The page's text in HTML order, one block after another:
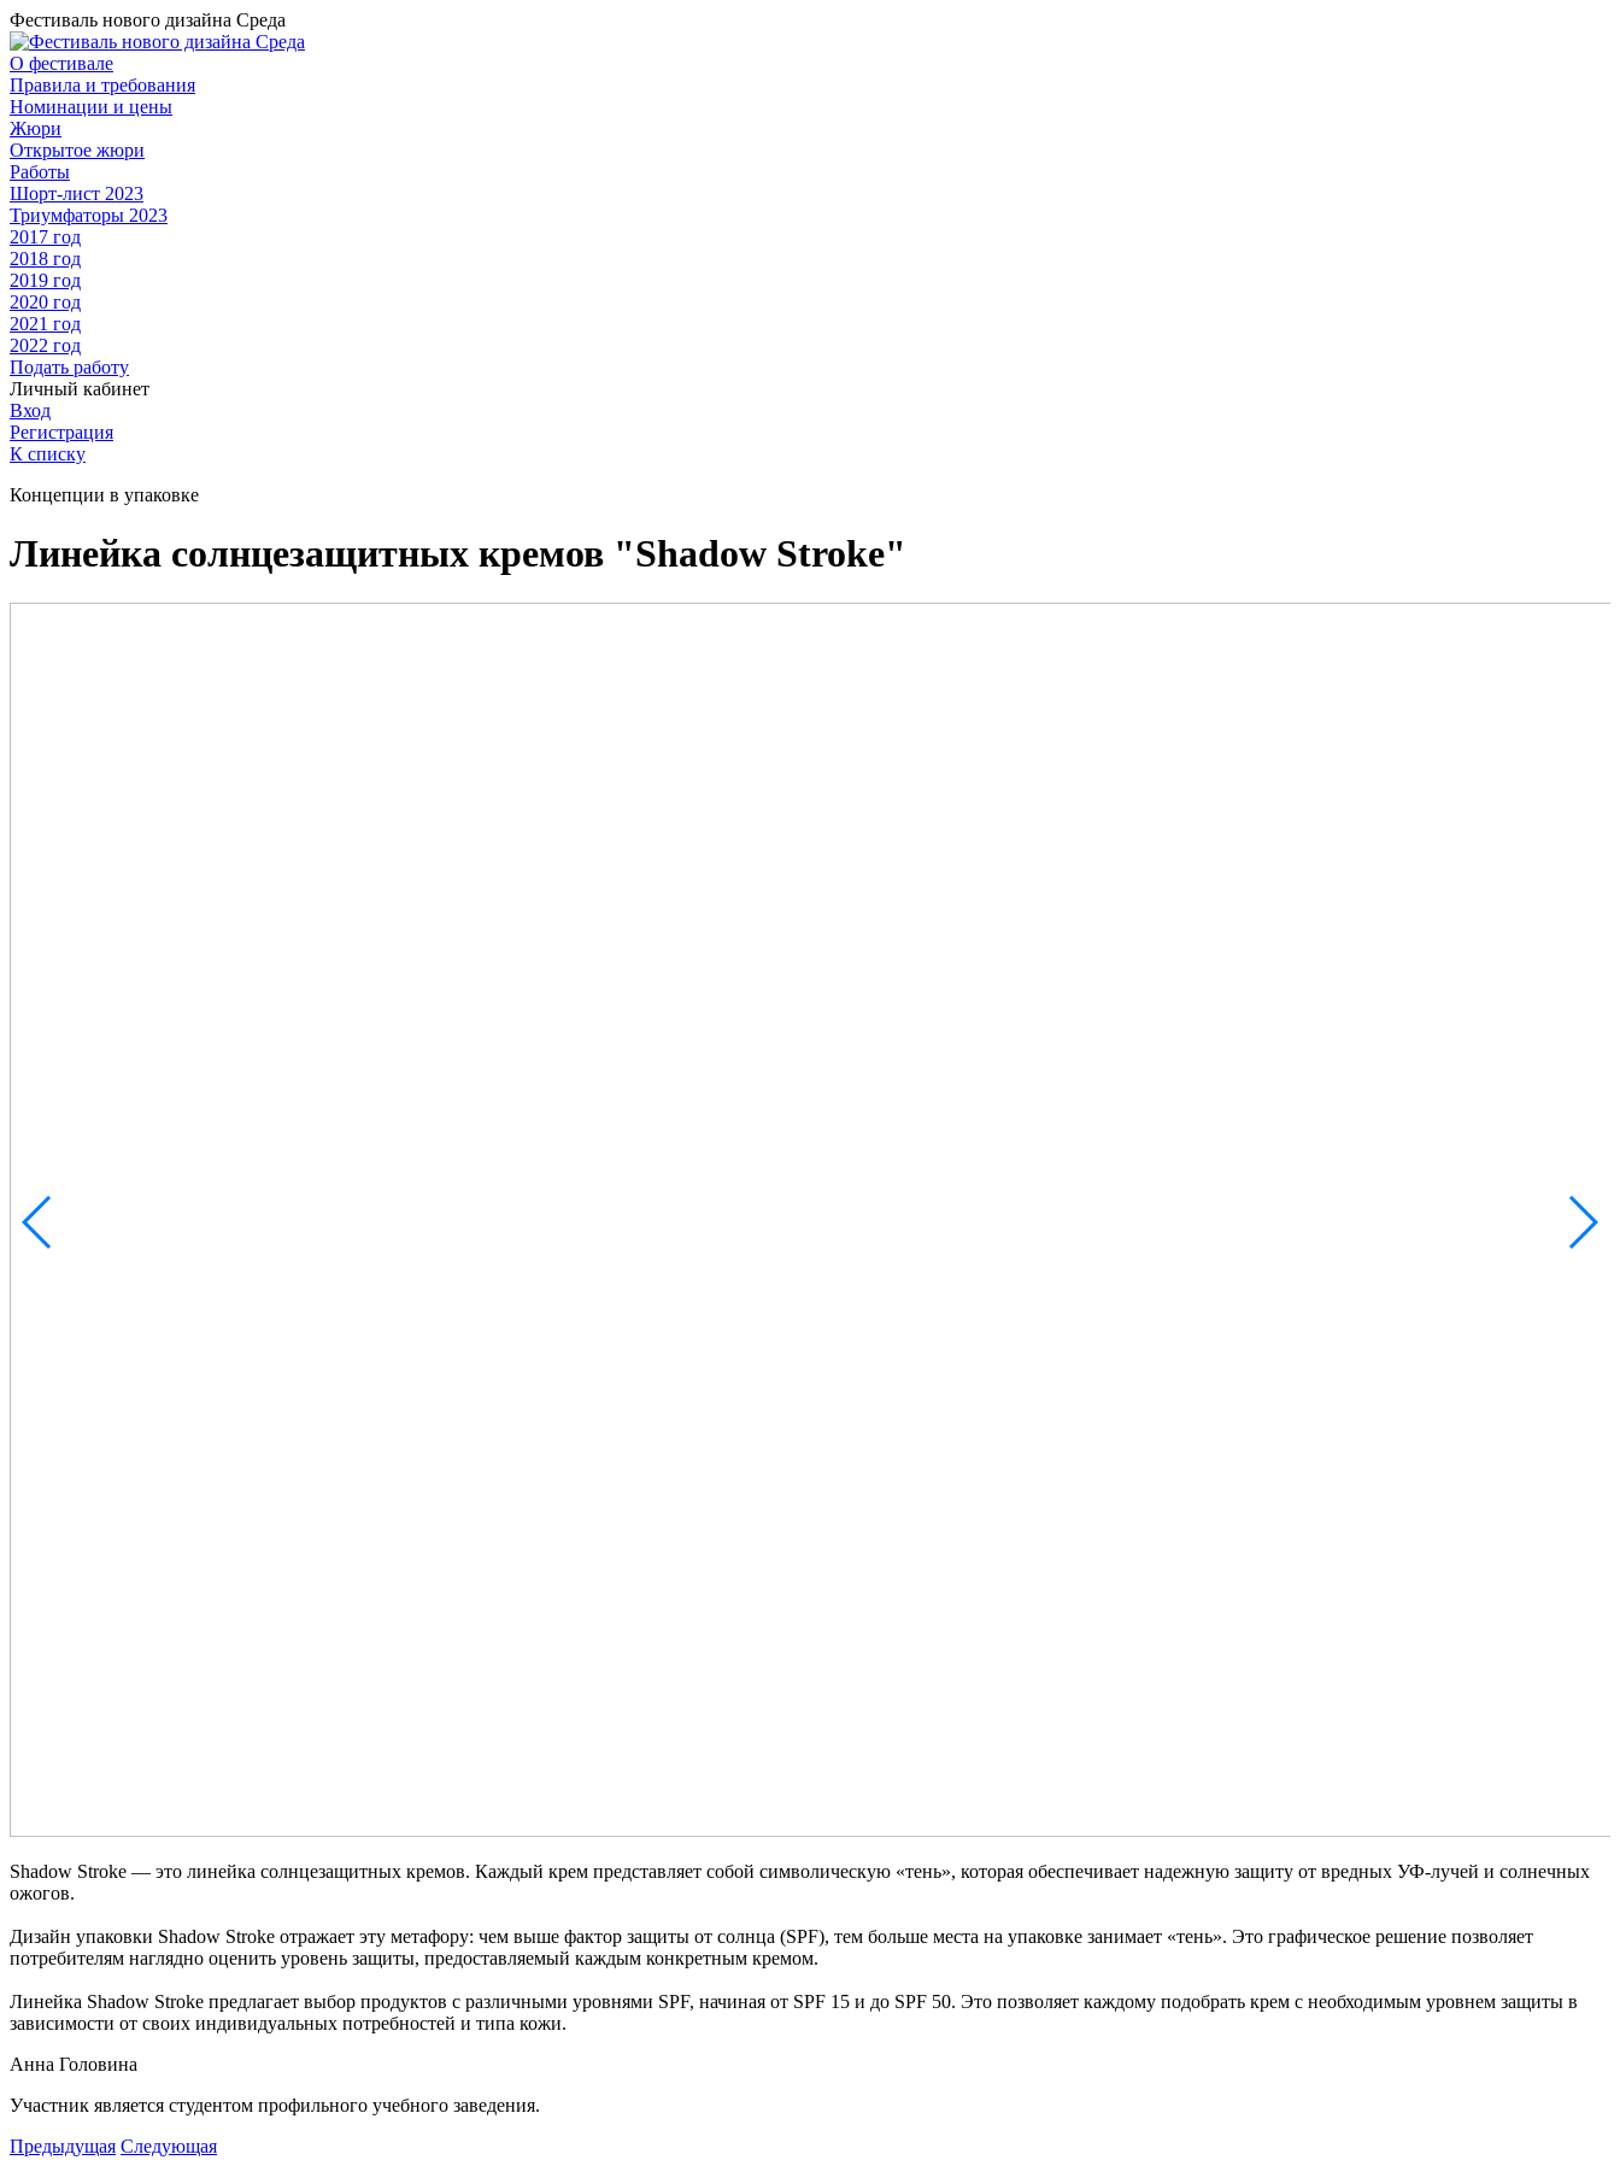
Фестиваль нового дизайна Среда
О фестивале
Правила и требования
Номинации и цены
Жюри
Открытое жюри
Работы
Шорт-лист 2023
Триумфаторы 2023
2017 год
2018 год
2019 год
2020 год
2021 год
2022 год
Подать работу
Личный кабинет
Вход
Регистрация
К списку
Концепции в упаковке
Линейка солнцезащитных кремов "Shadow Stroke"
Shadow Stroke — это линейка солнцезащитных кремов. Каждый крем представляет собой символическую «тень», которая обеспечивает надежную защиту от вредных УФ-лучей и солнечных
ожогов.
Дизайн упаковки Shadow Stroke отражает эту метафору: чем выше фактор защиты от солнца (SPF), тем больше места на упаковке занимает «тень». Это графическое решение позволяет
потребителям наглядно оценить уровень защиты, предоставляемый каждым конкретным кремом.
Линейка Shadow Stroke предлагает выбор продуктов с различными уровнями SPF, начиная от SPF 15 и до SPF 50. Это позволяет каждому подобрать крем с необходимым уровнем защиты в
зависимости от своих индивидуальных потребностей и типа кожи.
Анна Головина
Участник является студентом профильного учебного заведения.
Предыдущая Следующая